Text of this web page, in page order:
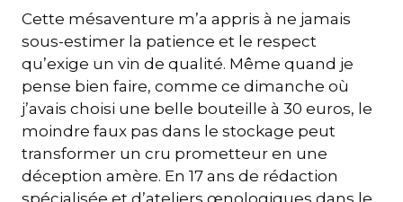
Cette mésaventure m’a appris à ne jamais
sous-estimer la patience et le respect
qu’exige un vin de qualité. Même quand je
pense bien faire, comme ce dimanche où
j’avais choisi une belle bouteille à 30 euros, le
moindre faux pas dans le stockage peut
transformer un cru prometteur en une
déception amère. En 17 ans de rédaction
spécialisée et d’ateliers œnologiques dans le